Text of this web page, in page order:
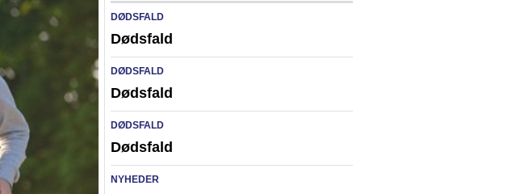
DØDSFALD
Dødsfald
DØDSFALD
Dødsfald
DØDSFALD
Dødsfald
NYHEDER